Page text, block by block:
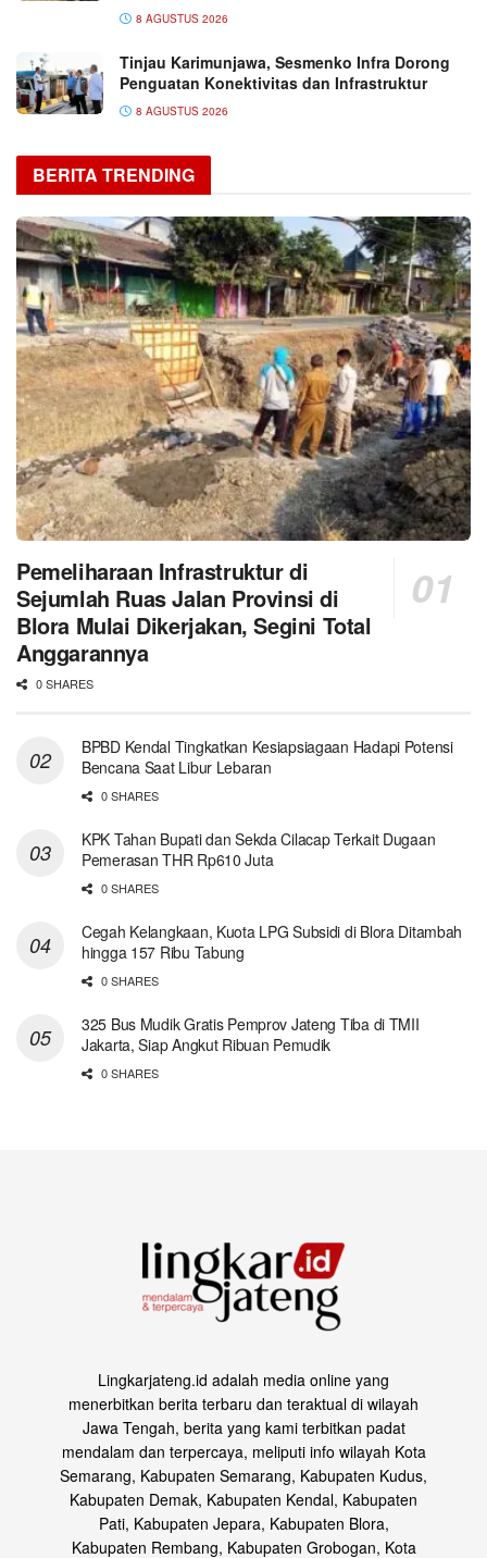
8 AGUSTUS 2026
Tinjau Karimunjawa, Sesmenko Infra Dorong
Penguatan Konektivitas dan Infrastruktur
8 AGUSTUS 2026
BERITA TRENDING
Pemeliharaan Infrastruktur di
Sejumlah Ruas Jalan Provinsi di
Blora Mulai Dikerjakan, Segini Total
Anggarannya
0 SHARES
BPBD Kendal Tingkatkan Kesiapsiagaan Hadapi Potensi
Bencana Saat Libur Lebaran
0 SHARES
KPK Tahan Bupati dan Sekda Cilacap Terkait Dugaan
Pemerasan THR Rp610 Juta
0 SHARES
Cegah Kelangkaan, Kuota LPG Subsidi di Blora Ditambah
hingga 157 Ribu Tabung
0 SHARES
325 Bus Mudik Gratis Pemprov Jateng Tiba di TMII
Jakarta, Siap Angkut Ribuan Pemudik
0 SHARES
Lingkarjateng.id adalah media online yang
menerbitkan berita terbaru dan teraktual di wilayah
Jawa Tengah, berita yang kami terbitkan padat
mendalam dan terpercaya, meliputi info wilayah Kota
Semarang, Kabupaten Semarang, Kabupaten Kudus,
Kabupaten Demak, Kabupaten Kendal, Kabupaten
Pati, Kabupaten Jepara, Kabupaten Blora,
Kabupaten Rembang, Kabupaten Grobogan, Kota